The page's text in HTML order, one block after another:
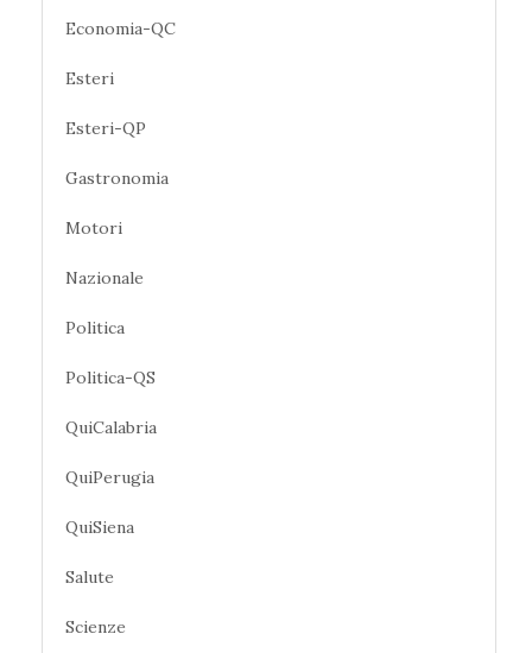
Economia-QC
Esteri
Esteri-QP
Gastronomia
Motori
Nazionale
Politica
Politica-QS
QuiCalabria
QuiPerugia
QuiSiena
Salute
Scienze